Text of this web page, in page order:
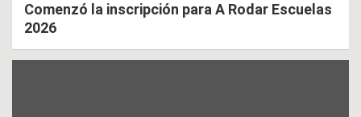
Comenzó la inscripción para A Rodar Escuelas
2026